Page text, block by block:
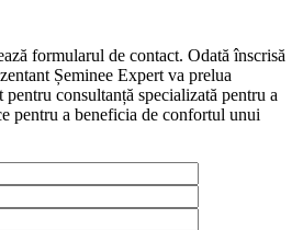
formularul de contact. Odată înscrisă
Șeminee Expert va prelua
consultanță specializată pentru a
pentru a beneficia de confortul unui